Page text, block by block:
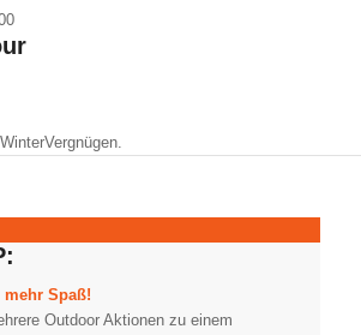
mehr Spaß!
Outdoor Aktionen zu einem